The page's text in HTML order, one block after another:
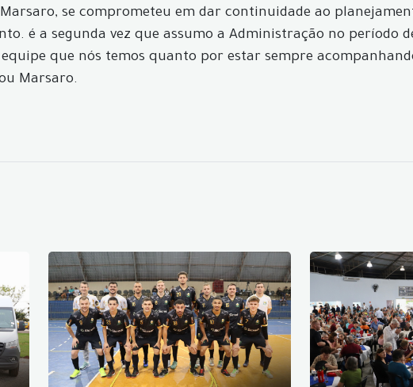
se comprometeu em dar continuidade ao
é a segunda vez que assumo a Administração no período
que nós temos quanto por estar sempre
Marsaro.